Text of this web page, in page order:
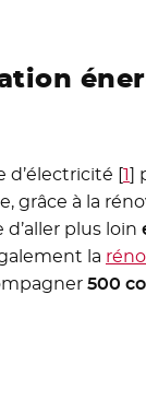
d’électricité [1]
grâce à la
d’aller plus loin
la
500